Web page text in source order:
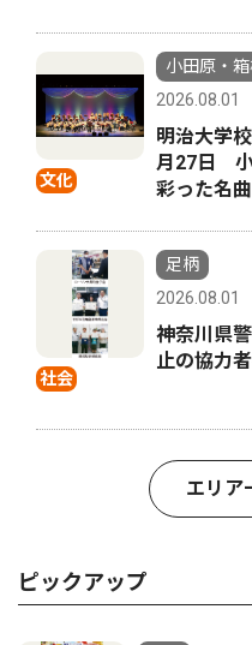
文化
小田原・
2026.08.01
明治大学
月27日
彩った名
社会
足柄
2026.08.01
神奈川県
止の協力
エリア
ピックアップ